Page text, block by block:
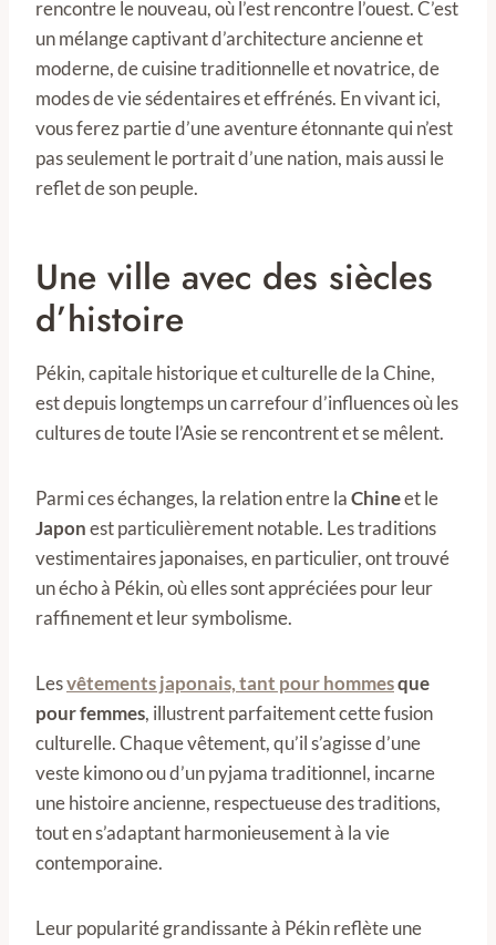
rencontre le nouveau, où l’est rencontre l’ouest. C’est
un mélange captivant d’architecture ancienne et
moderne, de cuisine traditionnelle et novatrice, de
modes de vie sédentaires et effrénés. En vivant ici,
vous ferez partie d’une aventure étonnante qui n’est
pas seulement le portrait d’une nation, mais aussi le
reflet de son peuple.
Une ville avec des siècles
d’histoire
Pékin, capitale historique et culturelle de la Chine,
est depuis longtemps un carrefour d’influences où les
cultures de toute l’Asie se rencontrent et se mêlent.
Parmi ces échanges, la relation entre laChineet le
Japonest particulièrement notable. Les traditions
vestimentaires japonaises, en particulier, ont trouvé
un écho à Pékin, où elles sont appréciées pour leur
raffinement et leur symbolisme.
Lesvêtements japonais, tant pour hommesque
pour femmes, illustrent parfaitement cette fusion
culturelle. Chaque vêtement, qu’il s’agisse d’une
veste kimono ou d’un pyjama traditionnel, incarne
une histoire ancienne, respectueuse des traditions,
tout en s’adaptant harmonieusement à la vie
contemporaine.
Leur popularité grandissante à Pékin reflète une